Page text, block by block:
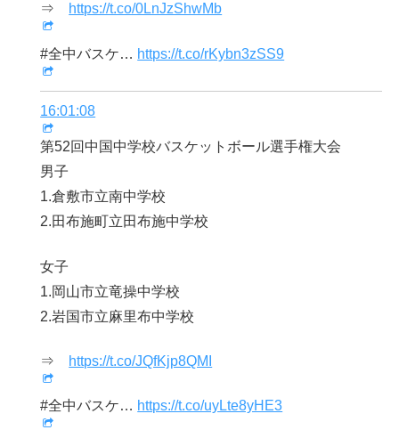
⇒ https://t.co/0LnJzShwMb
#全中バスケ… https://t.co/rKybn3zSS9
16:01:08
第52回中国中学校バスケットボール選手権大会
男子
1.倉敷市立南中学校
2.田布施町立田布施中学校
女子
1.岡山市立竜操中学校
2.岩国市立麻里布中学校
⇒ https://t.co/JQfKjp8QMI
#全中バスケ… https://t.co/uyLte8yHE3